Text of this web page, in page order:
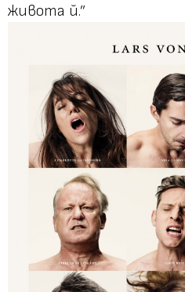
живота й.”